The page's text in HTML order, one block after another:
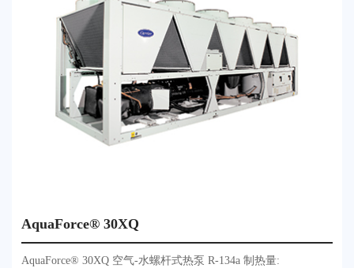
AquaForce® 30XQ
AquaForce® 30XQ 空气-水螺杆式热泵 R-134a 制热量: